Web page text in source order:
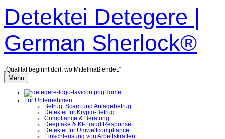
Inhalt
überspringen
Detektei Detegere |
German Sherlock®
„Qualität beginnt dort, wo Mittelmaß endet.“
Menü
Home
Für Unternehmen
Betrug, Scam und Anlagebetrug
Detektei für Krypto-Betrug
Compliance & Beratung
Deepfake & KI-Fraud Response
Detektei für Umweltcompliance
Einschleusung von Arbeitskräften